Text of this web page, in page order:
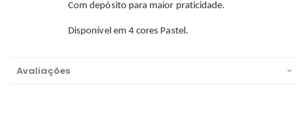
Com depósito para maior praticidade.
Disponível em 4 cores Pastel.
Avaliações